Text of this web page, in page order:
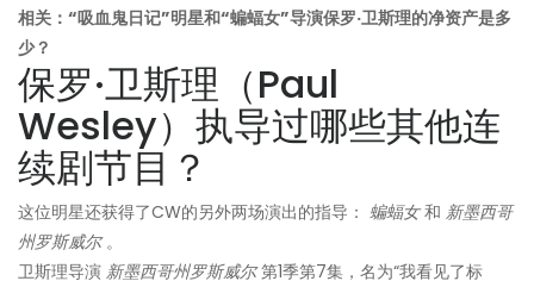
相关：“吸血鬼日记”明星和“蝙蝠女”导演保罗·卫斯理的净资产是多
少？
保罗·卫斯理（Paul
Wesley）执导过哪些其他连
续剧节目？
这位明星还获得了CW的另外两场演出的指导： 蝙蝠女和 新墨西哥
州罗斯威尔。
卫斯理导演 新墨西哥州罗斯威尔第1季第7集，名为“我看见了标